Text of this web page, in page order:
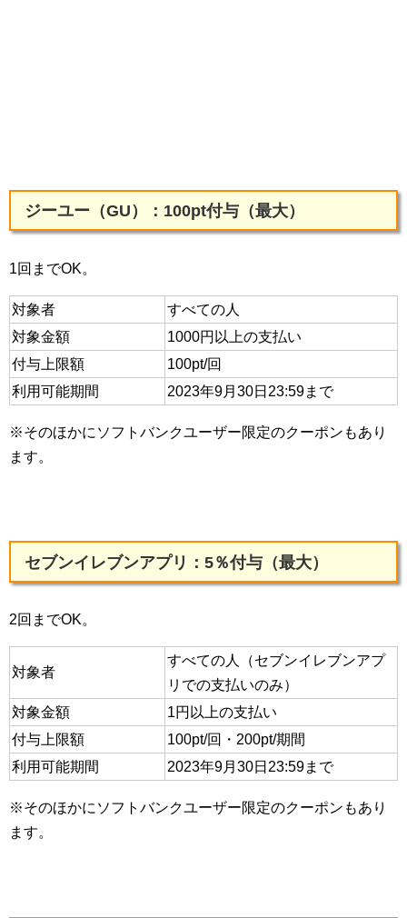
ジーユー（GU）：100pt付与（最大）
1回までOK。
対象者
すべての人
対象金額
1000円以上の支払い
付与上限額
100pt/回
利用可能期間
2023年9月30日23:59まで
※そのほかにソフトバンクユーザー限定のクーポンもあり
ます。
セブンイレブンアプリ：5％付与（最大）
2回までOK。
対象者
すべての人（セブンイレブンアプ
リでの支払いのみ）
対象金額
1円以上の支払い
付与上限額
100pt/回・200pt/期間
利用可能期間
2023年9月30日23:59まで
※そのほかにソフトバンクユーザー限定のクーポンもあり
ます。